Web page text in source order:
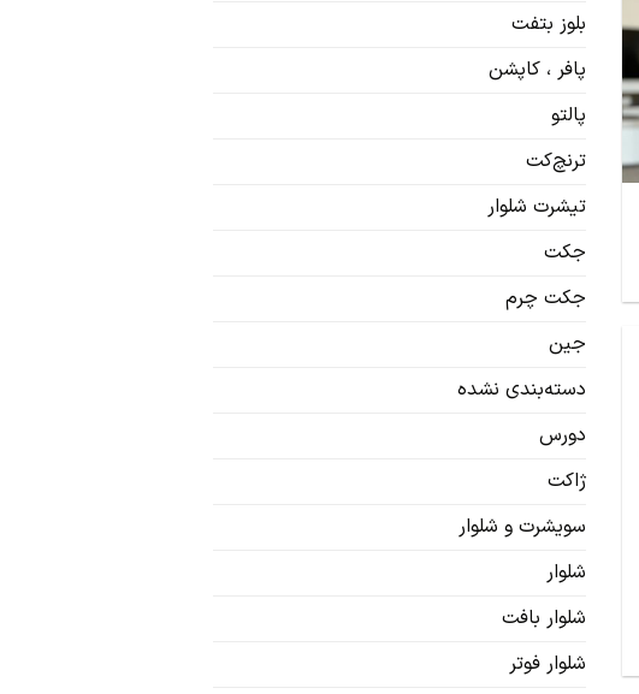
بلوز بتفت
پافر ، کاپشن
پالتو
ترنچ‌کت
تیشرت شلوار
جکت
جکت چرم
جین
دسته‌بندی نشده
دورس
ژاکت
سویشرت‌ و شلوار
شلوار
شلوار بافت
شلوار فوتر